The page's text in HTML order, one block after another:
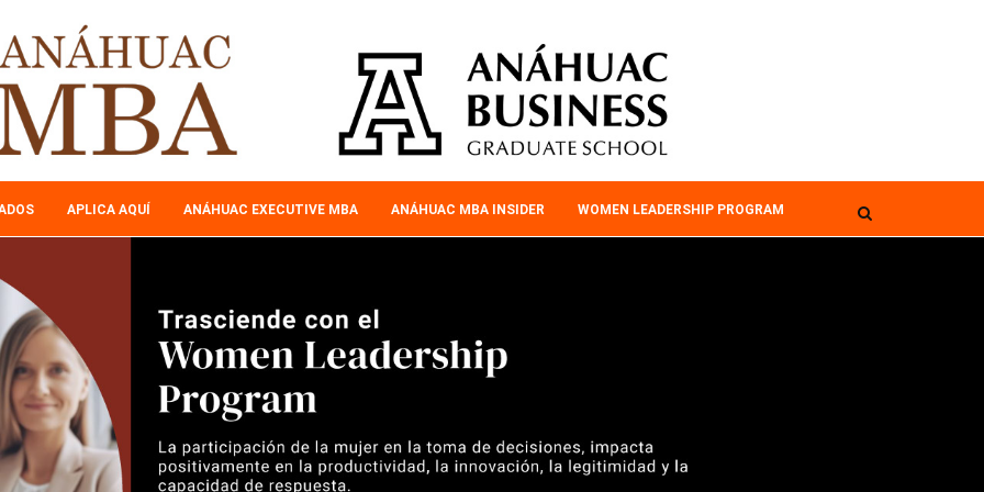
APLICA AQUÍ ANÁHUAC EXECUTIVE MBA ANÁHUAC MBA INSIDER WOMEN LEADERSHIP PROGRAM